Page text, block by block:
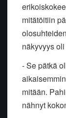
mitätöitiin
näkyvyys
- Se pätkä
mitään.
nähnyt